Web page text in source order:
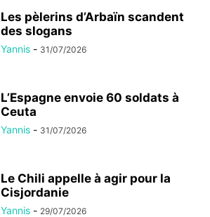
Les pèlerins d’Arbaïn scandent
des slogans
Yannis - 31/07/2026
L’Espagne envoie 60 soldats à
Ceuta
Yannis - 31/07/2026
Le Chili appelle à agir pour la
Cisjordanie
Yannis - 29/07/2026